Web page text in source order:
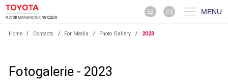
CS MENU
Home / Contacts / For Media / Photo Gallery / 2023
Fotogalerie - 2023